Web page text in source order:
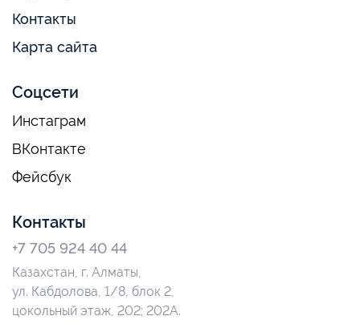
Контакты
Карта сайта
Соцсети
Инстаграм
ВКонтакте
Фейсбук
Контакты
+7 705 924 40 44
Казахстан, г. Алматы,
ул. Кабдолова, 1/8, блок 2,
цокольный этаж, 202; 202А.